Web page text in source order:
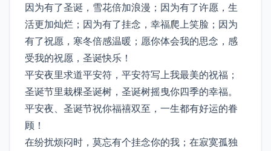
因为有了圣诞，雪花倍加浪漫；因为有了许愿，生
活更加灿烂；因为有了挂念，幸福爬上笑脸；因为
有了祝愿，寒冬倍感温暖；愿你体会我的思念，感
受我的祝愿，圣诞快乐！
平安夜里求道平安符，平安符写上我最美的祝福；
圣诞节里栽棵圣诞树，圣诞树摇曳你四季的幸福。
平安夜、圣诞节祝你福禧双至，一生都有好运的眷
顾！
在纷扰烦闷时，莫忘有个挂念你的我；在寂寞孤独